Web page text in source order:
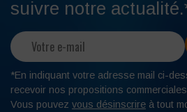
suivre notre
*En indiquant votre adresse mail ci-
recevoir nos propositions
Vous pouvez vous désinscrire à tout